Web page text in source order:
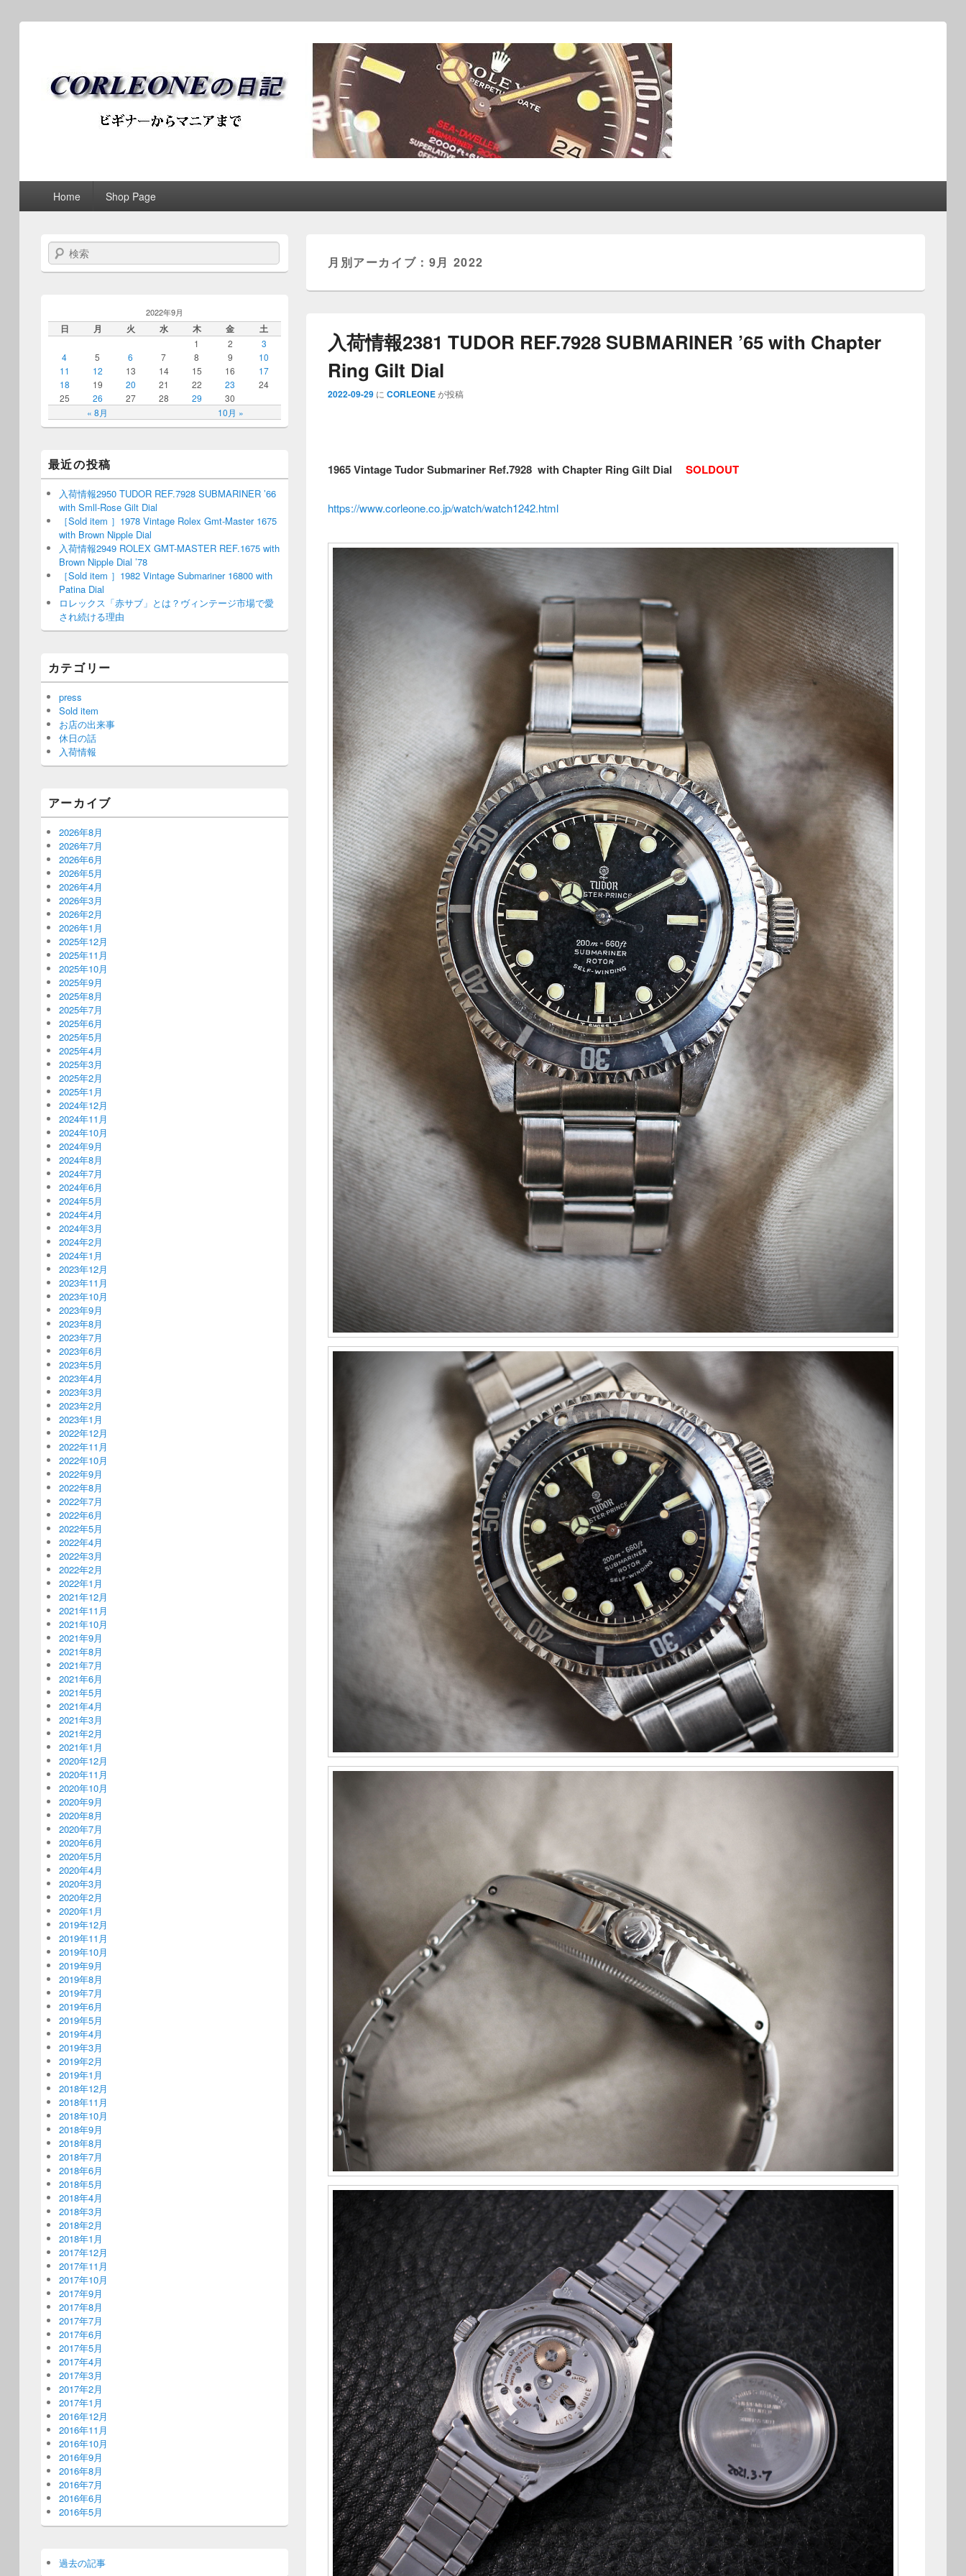
ブログ / アンティークロレックス│CORLEONE
第1メニュー第1メニューのコンテンツまでスキップ
第2メニューのコンテンツまでスキップ
Home Shop Page
月別アーカイブ： 9月 2022
入荷情報2381 TUDOR REF.7928 SUBMARINER ’65 with Chapter
Ring Gilt Dial
2022-09-29 に CORLEONEが投稿
1965 Vintage Tudor Submariner Ref.7928 with Chapter Ring Gilt Dial SOLDOUT
https://www.corleone.co.jp/watch/watch1242.html
検索
2022年9月
日 月 火 水 木 金 土
« 8月 10月 »
1 2
3
4
5 6 7 8 9
10
11
12 13 14 15 16
17
18
19 20 21 22 23
24
25
26 27 28 29 30
最近の投稿
入荷情報2950 TUDOR REF.7928 SUBMARINER ’66
with Smll-Rose Gilt Dial
［Sold item ］1978 Vintage Rolex Gmt-Master 1675
with Brown Nipple Dial
入荷情報2949 ROLEX GMT-MASTER REF.1675 with
Brown Nipple Dial ’78
［Sold item ］1982 Vintage Submariner 16800 with
Patina Dial
ロレックス「赤サブ」とは？ヴィンテージ市場で愛
され続ける理由
カテゴリー
press
Sold item
お店の出来事
休日の話
入荷情報
アーカイブ
2026年8月
2026年7月
2026年6月
2026年5月
2026年4月
2026年3月
2026年2月
2026年1月
2025年12月
2025年11月
2025年10月
2025年9月
2025年8月
2025年7月
2025年6月
2025年5月
2025年4月
2025年3月
2025年2月
2025年1月
2024年12月
2024年11月
2024年10月
2024年9月
2024年8月
2024年7月
2024年6月
2024年5月
2024年4月
2024年3月
2024年2月
2024年1月
2023年12月
2023年11月
2023年10月
2023年9月
2023年8月
2023年7月
2023年6月
2023年5月
2023年4月
2023年3月
2023年2月
2023年1月
2022年12月
2022年11月
2022年10月
2022年9月
2022年8月
2022年7月
2022年6月
2022年5月
2022年4月
2022年3月
2022年2月
2022年1月
2021年12月
2021年11月
2021年10月
2021年9月
2021年8月
2021年7月
2021年6月
2021年5月
2021年4月
2021年3月
2021年2月
2021年1月
2020年12月
2020年11月
2020年10月
2020年9月
2020年8月
2020年7月
2020年6月
2020年5月
2020年4月
2020年3月
2020年2月
2020年1月
2019年12月
2019年11月
2019年10月
2019年9月
2019年8月
2019年7月
2019年6月
2019年5月
2019年4月
2019年3月
2019年2月
2019年1月
2018年12月
2018年11月
2018年10月
2018年9月
2018年8月
2018年7月
2018年6月
2018年5月
2018年4月
2018年3月
2018年2月
2018年1月
2017年12月
2017年11月
2017年10月
2017年9月
2017年8月
2017年7月
2017年6月
2017年5月
2017年4月
2017年3月
2017年2月
2017年1月
2016年12月
2016年11月
2016年10月
2016年9月
2016年8月
2016年7月
2016年6月
2016年5月
過去の記事